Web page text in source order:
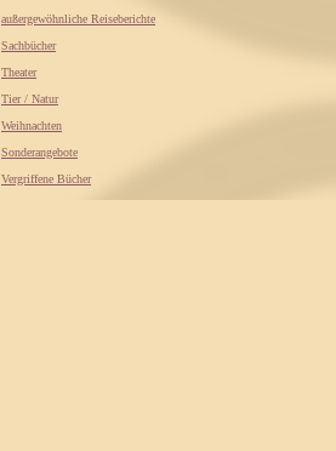
außergewöhnliche Reiseberichte
Sachbücher
Theater
Tier / Natur
Weihnachten
Sonderangebote
Vergriffene Bücher